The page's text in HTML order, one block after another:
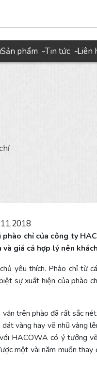
Sản phẩm ›Tin tức ›Liên
chỉ của công ty
giá cả hợp lý nên
yêu thích. Phào chỉ từ
sự xuất hiện của phào
trên phào đã rất sắc
vàng hay vẽ nhũ vàng
HACOWA có ý tưởng
một vài năm muốn